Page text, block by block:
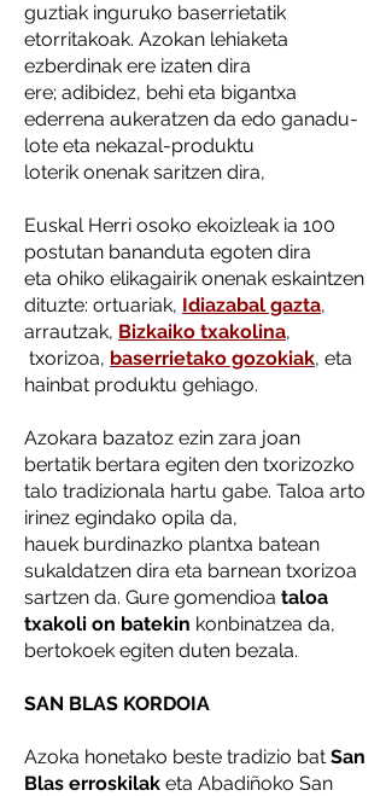
guztiak inguruko baserrietatik
etorritakoak. Azokan lehiaketa
ezberdinak ere izaten dira
ere; adibidez, behi eta bigantxa
ederrena aukeratzen da edo ganadu-
lote eta nekazal-produktu
loterik onenak saritzen dira,
Euskal Herri osoko ekoizleak ia 100
postutan bananduta egoten dira
eta ohiko elikagairik onenak eskaintzen
dituzte: ortuariak, Idiazabal gazta,
arrautzak, Bizkaiko txakolina,
txorizoa, baserrietako gozokiak, eta
hainbat produktu gehiago.
​Azokara bazatoz ezin zara joan
bertatik bertara egiten den txorizozko
talo tradizionala hartu gabe. Taloa arto
irinez egindako opila da,
hauek burdinazko plantxa batean
sukaldatzen dira eta barnean txorizoa
sartzen da. Gure gomendioa taloa
txakoli on batekin konbinatzea da,
bertokoek egiten duten bezala.
SAN BLAS KORDOIA
Azoka honetako beste tradizio bat San
Blas erroskilak eta Abadiñoko San